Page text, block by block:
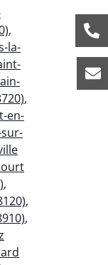
,
la-
,
en-
,
,
,